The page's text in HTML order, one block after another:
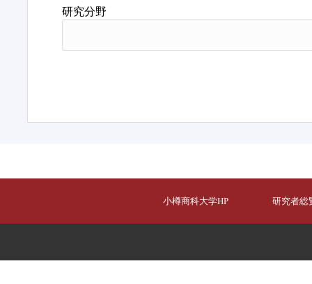
研究分野
小樽商科大学HP 研究者総